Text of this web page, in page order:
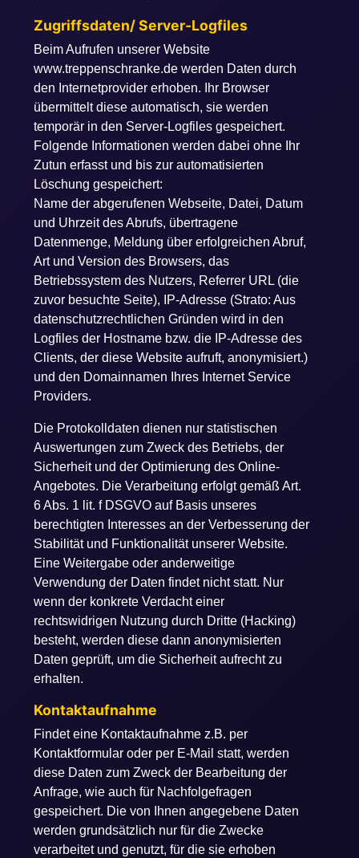
Zugriffsdaten/ Server-Logfiles
Beim Aufrufen unserer Website
www.treppenschranke.de werden Daten durch
den Internetprovider erhoben. Ihr Browser
übermittelt diese automatisch, sie werden
temporär in den Server-Logfiles gespeichert.
Folgende Informationen werden dabei ohne Ihr
Zutun erfasst und bis zur automatisierten
Löschung gespeichert:
Name der abgerufenen Webseite, Datei, Datum
und Uhrzeit des Abrufs, übertragene
Datenmenge, Meldung über erfolgreichen Abruf,
Art und Version des Browsers, das
Betriebssystem des Nutzers, Referrer URL (die
zuvor besuchte Seite), IP-Adresse (Strato: Aus
datenschutzrechtlichen Gründen wird in den
Logfiles der Hostname bzw. die IP-Adresse des
Clients, der diese Website aufruft, anonymisiert.)
und den Domainnamen Ihres Internet Service
Providers.
Die Protokolldaten dienen nur statistischen
Auswertungen zum Zweck des Betriebs, der
Sicherheit und der Optimierung des Online-
Angebotes. Die Verarbeitung erfolgt gemäß Art.
6 Abs. 1 lit. f DSGVO auf Basis unseres
berechtigten Interesses an der Verbesserung der
Stabilität und Funktionalität unserer Website.
Eine Weitergabe oder anderweitige
Verwendung der Daten findet nicht statt. Nur
wenn der konkrete Verdacht einer
rechtswidrigen Nutzung durch Dritte (Hacking)
besteht, werden diese dann anonymisierten
Daten geprüft, um die Sicherheit aufrecht zu
erhalten.
Kontaktaufnahme
Findet eine Kontaktaufnahme z.B. per
Kontaktformular oder per E-Mail statt, werden
diese Daten zum Zweck der Bearbeitung der
Anfrage, wie auch für Nachfolgefragen
gespeichert. Die von Ihnen angegebene Daten
werden grundsätzlich nur für die Zwecke
verarbeitet und genutzt, für die sie erhoben